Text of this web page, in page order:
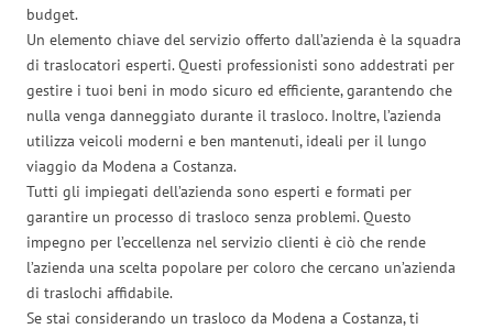
budget.
Un elemento chiave del servizio offerto dall’azienda è la squadra
di traslocatori esperti. Questi professionisti sono addestrati per
gestire i tuoi beni in modo sicuro ed efficiente, garantendo che
nulla venga danneggiato durante il trasloco. Inoltre, l’azienda
utilizza veicoli moderni e ben mantenuti, ideali per il lungo
viaggio da Modena a Costanza.
Tutti gli impiegati dell’azienda sono esperti e formati per
garantire un processo di trasloco senza problemi. Questo
impegno per l’eccellenza nel servizio clienti è ciò che rende
l’azienda una scelta popolare per coloro che cercano un’azienda
di traslochi affidabile.
Se stai considerando un trasloco da Modena a Costanza, ti